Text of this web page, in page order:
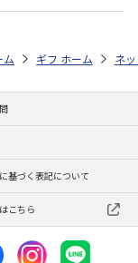
ハム・お肉 ＜
夏ギフト特集 2026
ア お中元・夏ギフト
ム ギフトストア お
ホーム ネ
基づく表記について
こちら